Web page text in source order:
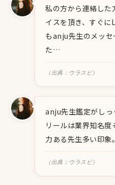
私の方から連絡した
イスを頂き、すぐ
もanju先生のメッセ
た…
（出典：ウラスピ）
anju先生鑑定がしっ
リールは業界知名
力ある先生多い印象。
（出典：ウラスピ）